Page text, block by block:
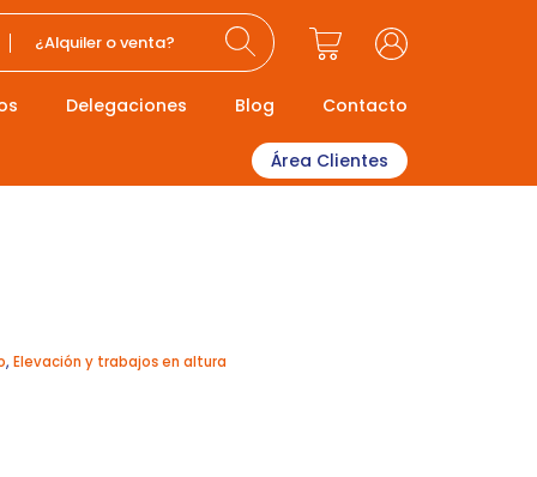
¿Alquiler o venta?
Delegaciones Blog Contacto
Área Clientes
,Elevación y trabajos en altura